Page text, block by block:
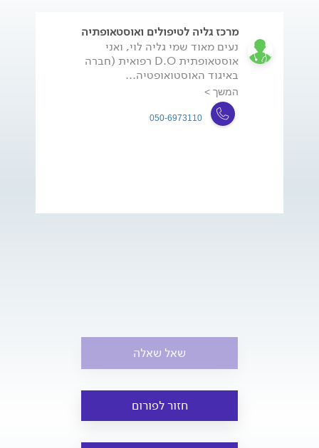
מרכז גליה לטיפולים ואוסטאופתיה
נעים מאוד שמי גליה לוי, ואני
אוסטאופתית D.O רפואית (חברה
באיגוד האוסטואופטיה...
המשך >
050-6973110
שאל שאלה
חזור לפורום